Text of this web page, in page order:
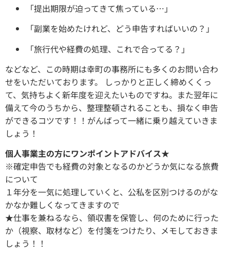
「提出期限が迫ってきて焦っている…」
「副業を始めたけれど、どう申告すればいいの？」
「旅行代や経費の処理、これで合ってる？」
などなど、この時期は幸町の事務所にも多くのお問い合わ
せをいただいております。 しっかりと正しく締めくくっ
て、気持ちよく新年度を迎えたいものですね。また翌年に
備えて今のうちから、整理整頓されることも、損なく申告
ができるコツです！！がんばって一緒に乗り越えていきま
しょう！
個人事業主の方にワンポイントアドバイス★
※確定申告でも経費の対象となるのかどうか気になる旅費
について
１年分を一気に処理していくと、公私を区別つけるのがな
かなか難しくなってきますので
★仕事を兼ねるなら、領収書を保管し、何のために行った
か（視察、取材など）を付箋をつけたり、メモしておきま
しょう！！